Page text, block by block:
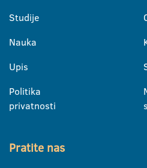
Studije
Nauka
Upis
Politika
privatnosti
Pratite nas